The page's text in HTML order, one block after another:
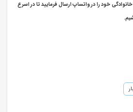
خود را در واتساپ ارسال فرمایید تا در اسرع